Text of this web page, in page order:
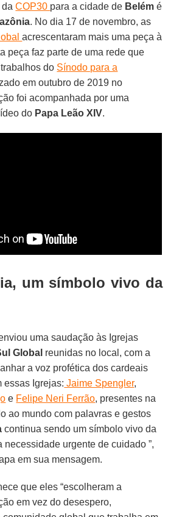
daCOP30 para a cidade de Belém é
. No dia 17 de novembro, as
acrescentaram mais uma peça à
peça faz parte de uma rede que
do Sínodo para a
em outubro de 2019 no
foi acompanhada por uma
do Papa Leão XIV.
um símbolo vivo da
uma saudação às Igrejas
Global reunidas no local, com a
a voz profética dos cardeais
essas Igrejas: Jaime Spengler,
e Felipe Neri Ferrão, presentes na
ao mundo com palavras e gestos
continua sendo um símbolo vivo da
necessidade urgente de cuidado ”,
em sua mensagem.
que eles “escolheram a
em vez do desespero,